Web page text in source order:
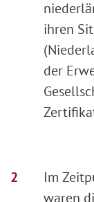
ihren
der
Im
waren